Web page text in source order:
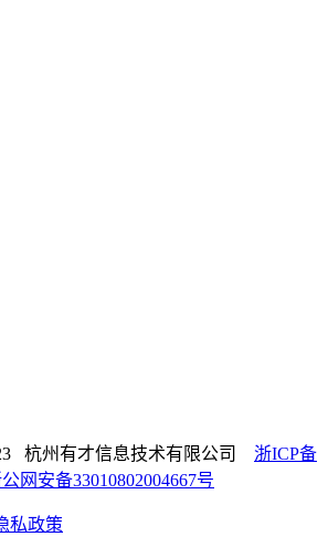
杭州有才信息技术有限公司 浙ICP备
网安备33010802004667号
私政策